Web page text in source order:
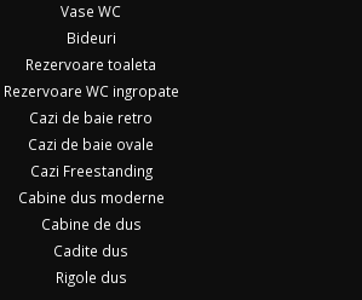
Vase WC
Bideuri
Rezervoare toaleta
Rezervoare WC ingropate
Cazi de baie retro
Cazi de baie ovale
Cazi Freestanding
Cabine dus moderne
Cabine de dus
Cadite dus
Rigole dus